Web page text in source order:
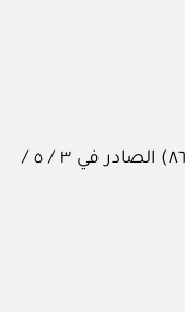
نشر في عدد الجريدة الرسمية رقم (٨٦٢) الصادر في ٣ / ٥ /